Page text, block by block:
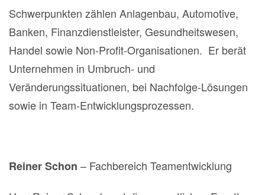
Schwerpunkten zählen Anlagenbau, Automotive,
Banken, Finanzdienstleister, Gesundheitswesen,
Handel sowie Non-Profit-Organisationen. Er berät
Unternehmen in Umbruch- und
Veränderungssituationen, bei Nachfolge-Lösungen
sowie in Team-Entwicklungsprozessen.
Reiner Schon – Fachbereich Teamentwicklung